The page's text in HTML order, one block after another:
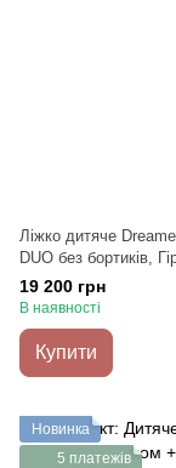
Ліжко дитяче
DUO без бортиків,
текстуроване+кант,
місце 90х200 см
19 200 грн
В наявності
Купити
Новинка
5 платежів